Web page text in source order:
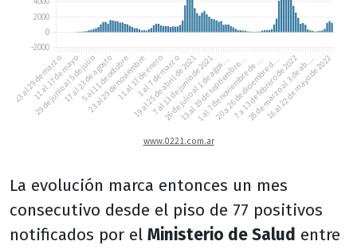
La evolución marca entonces un mes
consecutivo desde el piso de 77 positivos
notificados por el Ministerio de Salud entre